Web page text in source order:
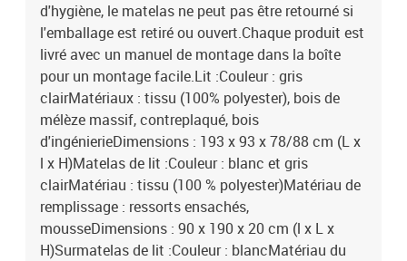
d'hygiène, le matelas ne peut pas être retourné si
l'emballage est retiré ou ouvert.Chaque produit est
livré avec un manuel de montage dans la boîte
pour un montage facile.Lit :Couleur : gris
clairMatériaux : tissu (100% polyester), bois de
mélèze massif, contreplaqué, bois
d'ingénierieDimensions : 193 x 93 x 78/88 cm (L x
l x H)Matelas de lit :Couleur : blanc et gris
clairMatériau : tissu (100 % polyester)Matériau de
remplissage : ressorts ensachés,
mousseDimensions : 90 x 190 x 20 cm (l x L x
H)Surmatelas de lit :Couleur : blancMatériau du